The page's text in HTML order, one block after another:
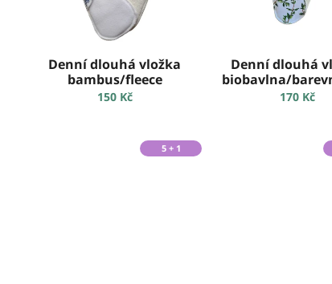
Denní dlouhá vložka
bambus/fleece
150 Kč
Denní dlouhá
biobavlna/
170 Kč
5 + 1